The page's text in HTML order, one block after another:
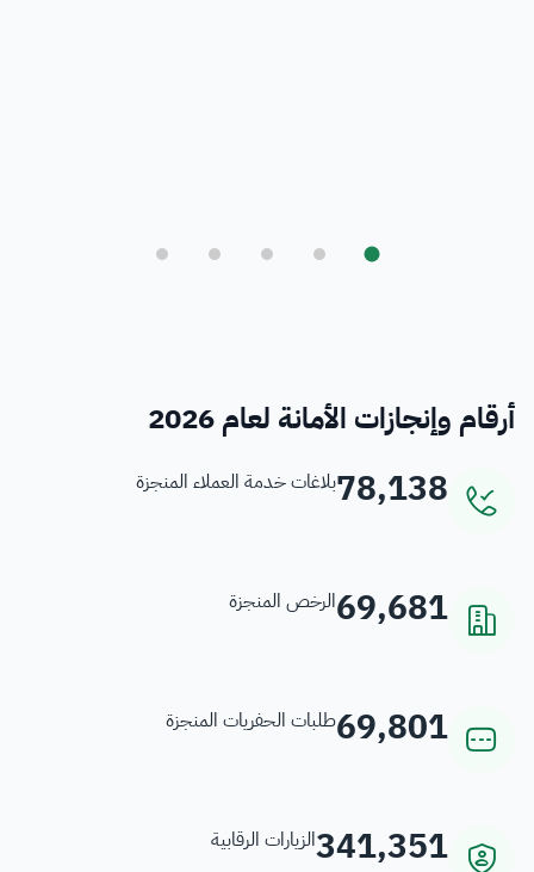
أرقام وإنجازات الأمانة لعام 2026
78,138بلاغات خدمة العملاء المنجزة
69,681الرخص المنجزة
69,801طلبات الحفريات المنجزة
341,351الزيارات الرقابية